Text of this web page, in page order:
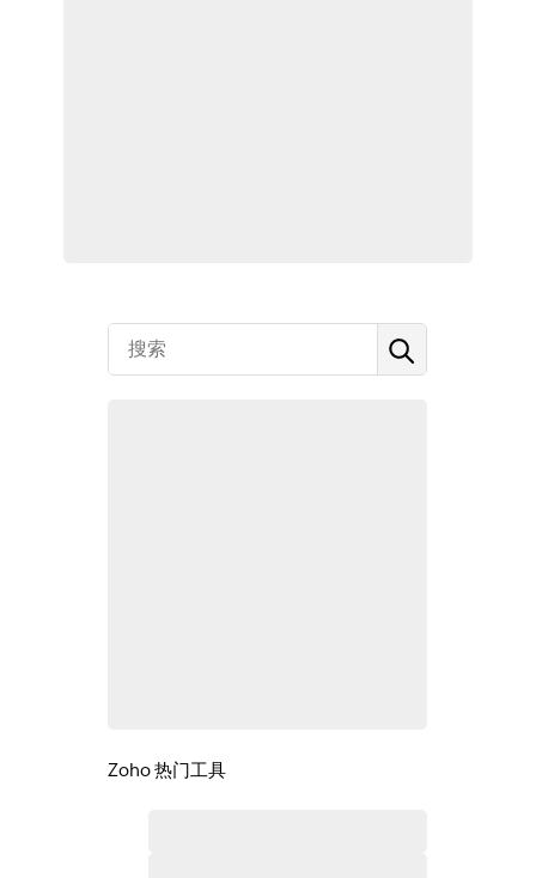
Zoho 热门工具